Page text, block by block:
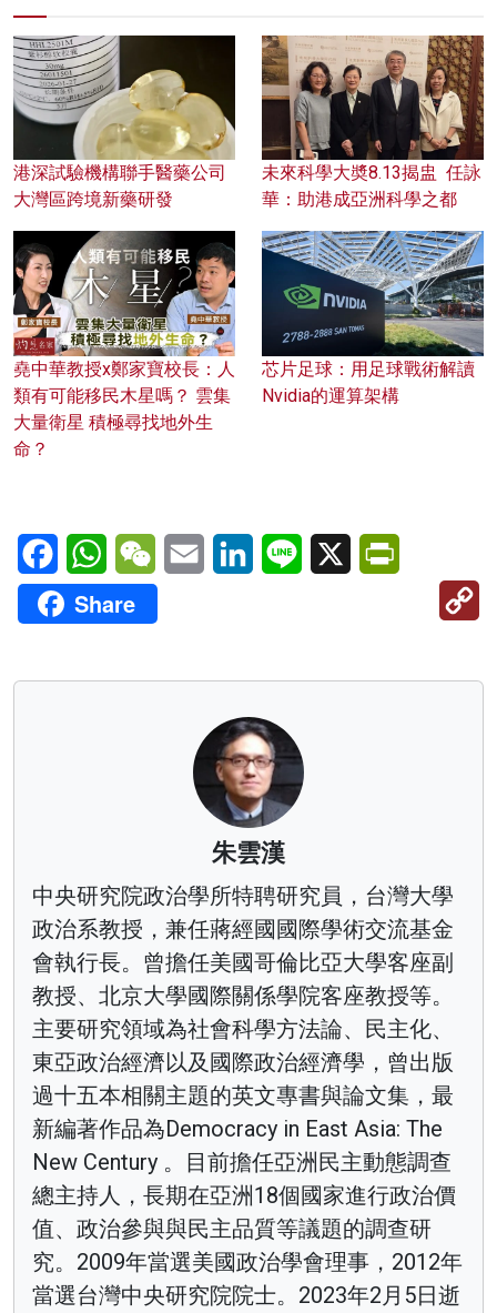
港深試驗機構聯手醫藥公司
大灣區跨境新藥研發
未來科學大奬8.13揭盅 任詠
華：助港成亞洲科學之都
堯中華教授x鄭家寶校長：人
類有可能移民木星嗎？ 雲集
大量衛星 積極尋找地外生
命？
芯片足球：用足球戰術解讀
Nvidia的運算架構
FacebookWhatsAppWeChatEmail LinkedInLine X
Share
朱雲漢
中央研究院政治學所特聘研究員，台灣大學
政治系教授，兼任蔣經國國際學術交流基金
會執行長。曾擔任美國哥倫比亞大學客座副
教授、北京大學國際關係學院客座教授等。
主要研究領域為社會科學方法論、民主化、
東亞政治經濟以及國際政治經濟學，曾出版
過十五本相關主題的英文專書與論文集，最
新編著作品為Democracy in East Asia: The
New Century 。目前擔任亞洲民主動態調查
總主持人，長期在亞洲18個國家進行政治價
值、政治參與與民主品質等議題的調查研
究。2009年當選美國政治學會理事，2012年
當選台灣中央研究院院士。2023年2月5日逝